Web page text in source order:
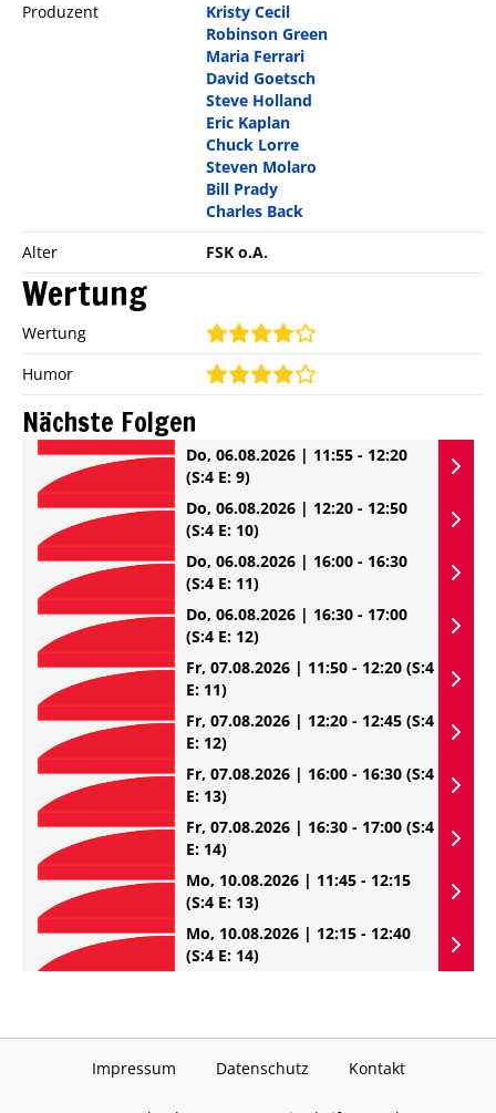
Produzent
Kristy Cecil
Robinson Green
Maria Ferrari
David Goetsch
Steve Holland
Eric Kaplan
Chuck Lorre
Steven Molaro
Bill Prady
Charles Back
Alter
FSK o.A.
Wertung
Wertung
Humor
Nächste Folgen
Do, 06.08.2026 | 11:55 - 12:20
(S:4 E: 9)
Do, 06.08.2026 | 12:20 - 12:50
(S:4 E: 10)
Do, 06.08.2026 | 16:00 - 16:30
(S:4 E: 11)
Do, 06.08.2026 | 16:30 - 17:00
(S:4 E: 12)
Fr, 07.08.2026 | 11:50 - 12:20 (S:4
E: 11)
Fr, 07.08.2026 | 12:20 - 12:45 (S:4
E: 12)
Fr, 07.08.2026 | 16:00 - 16:30 (S:4
E: 13)
Fr, 07.08.2026 | 16:30 - 17:00 (S:4
E: 14)
Mo, 10.08.2026 | 11:45 - 12:15
(S:4 E: 13)
Mo, 10.08.2026 | 12:15 - 12:40
(S:4 E: 14)
Impressum Datenschutz Kontakt